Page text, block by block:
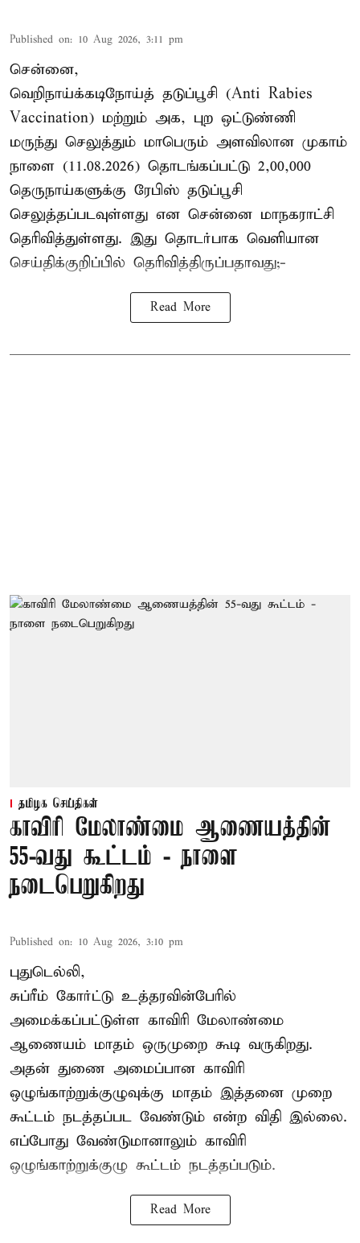
Published on: 10 Aug 2026, 3:11 pm
சென்னை,
வெறிநாய்க்கடிநோய்த் தடுப்பூசி (Anti Rabies
Vaccination) மற்றும் அக, புற ஒட்டுண்ணி
மருந்து செலுத்தும் மாபெரும் அளவிலான முகாம்
நாளை (11.08.2026) தொடங்கப்பட்டு 2,00,000
தெருநாய்களுக்கு ரேபிஸ் தடுப்பூசி
செலுத்தப்படவுள்ளது என சென்னை மாநகராட்சி
தெரிவித்துள்ளது. இது தொடர்பாக வெளியான
செய்திக்குறிப்பில் தெரிவித்திருப்பதாவது;-
Read More
தமிழக செய்திகள்
காவிரி மேலாண்மை ஆணையத்தின்
55-வது கூட்டம் - நாளை
நடைபெறுகிறது
Published on: 10 Aug 2026, 3:10 pm
புதுடெல்லி,
சுப்ரீம் கோர்ட்டு உத்தரவின்பேரில்
அமைக்கப்பட்டுள்ள காவிரி மேலாண்மை
ஆணையம் மாதம் ஒருமுறை கூடி வருகிறது.
அதன் துணை அமைப்பான காவிரி
ஒழுங்காற்றுக்குழுவுக்கு மாதம் இத்தனை முறை
கூட்டம் நடத்தப்பட வேண்டும் என்ற விதி இல்லை.
எப்போது வேண்டுமானாலும் காவிரி
ஒழுங்காற்றுக்குழு கூட்டம் நடத்தப்படும்.
Read More